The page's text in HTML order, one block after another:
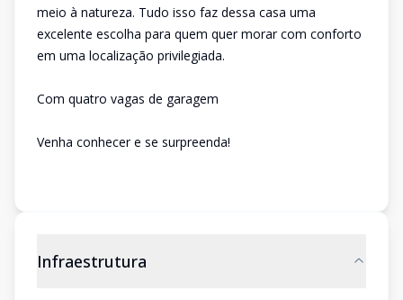
meio à natureza. Tudo isso faz dessa casa uma
excelente escolha para quem quer morar com conforto
em uma localização privilegiada.
Com quatro vagas de garagem
Venha conhecer e se surpreenda!
Infraestrutura